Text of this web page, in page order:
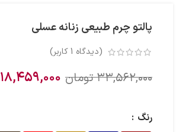
پالتو چرم طبیعی زنانه عسلی
(دیدگاه 1کاربر)
۳۳,۵۶۲,۰۰۰ تومان ۱۸,۴۵۹,۰۰۰
رنگ